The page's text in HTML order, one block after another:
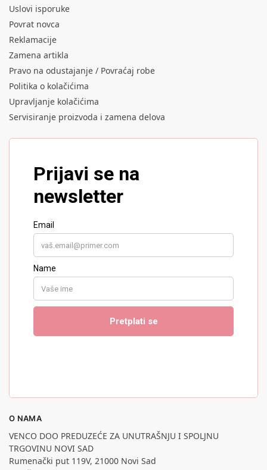
Uslovi isporuke
Povrat novca
Reklamacije
Zamena artikla
Pravo na odustajanje / Povraćaj robe
Politika o kolačićima
Upravljanje kolačićima
Servisiranje proizvoda i zamena delova
O NAMA
VENCO DOO PREDUZEĆE ZA UNUTRAŠNJU I SPOLJNU
TRGOVINU NOVI SAD
Rumenački put 119V, 21000 Novi Sad